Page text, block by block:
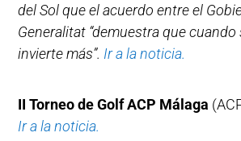
del Sol que el acuerdo entre el
Generalitat “demuestra que cuando
invierte más”. Ir a la noticia.
II Torneo de Golf ACP Málaga
Ir a la noticia.